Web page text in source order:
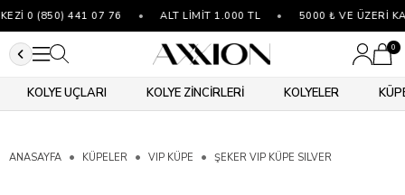
0 (850) 441 07 76 ALT LİMİT 1.000 TL 5000 ₺ VE ÜZERİ
0
KOLYE UÇLARI KOLYE ZİNCİRLERİ KOLYELER
ANASAYFA KÜPELER VIP KÜPE ŞEKER VIP KÜPE SILVER